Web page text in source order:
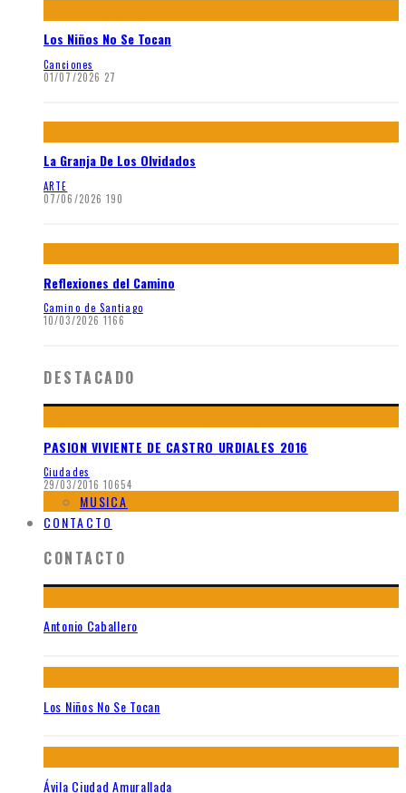
Los Niños No Se Tocan
Canciones
01/07/2026 27
La Granja De Los Olvidados
ARTE
07/06/2026 190
Reflexiones del Camino
Camino de Santiago
10/03/2026 1166
DESTACADO
PASION VIVIENTE DE CASTRO URDIALES 2016
Ciudades
29/03/2016 10654
MUSICA
CONTACTO
CONTACTO
Antonio Caballero
Los Niños No Se Tocan
Ávila Ciudad Amurallada